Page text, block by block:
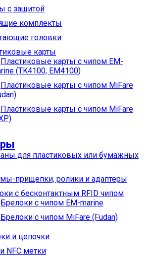
с защитой
комплекты
головки
карты
Пластиковые карты с чипом EM-
(TK4100, EM4100)
Пластиковые карты с чипом MiFare
Пластиковые карты с чипом MiFare
для пластиковых или бумажных
прищепки, ролики и адаптеры
с бесконтактным RFID чипом
Брелоки с чипом EM-marine
Брелоки с чипом MiFare (Fudan)
и цепочки
NFC метки